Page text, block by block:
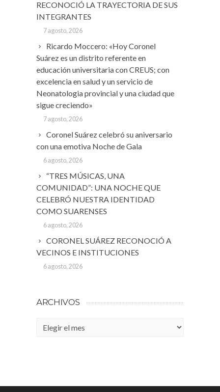
RECONOCIÓ LA TRAYECTORIA DE SUS
INTEGRANTES
7 agosto, 2026
Ricardo Moccero: «Hoy Coronel
Suárez es un distrito referente en
educación universitaria con CREUS; con
excelencia en salud y un servicio de
Neonatologia provincial y una ciudad que
sigue creciendo»
7 agosto, 2026
Coronel Suárez celebró su aniversario
con una emotiva Noche de Gala
6 agosto, 2026
“TRES MÚSICAS, UNA
COMUNIDAD”: UNA NOCHE QUE
CELEBRÓ NUESTRA IDENTIDAD
COMO SUARENSES
6 agosto, 2026
CORONEL SUÁREZ RECONOCIÓ A
VECINOS E INSTITUCIONES
6 agosto, 2026
ARCHIVOS
Archivos